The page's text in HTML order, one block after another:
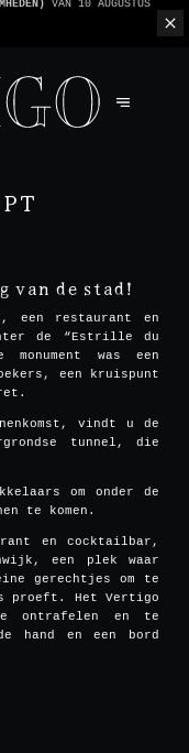
-
van de stad!
een restaurant en
de “Estrille du
was een
een kruispunt
vindt u de
tunnel, die
om onder de
te komen.
en cocktailbar,
een plek waar
gerechtjes om te
proeft. Het Vertigo
ontrafelen en te
hand en een bord